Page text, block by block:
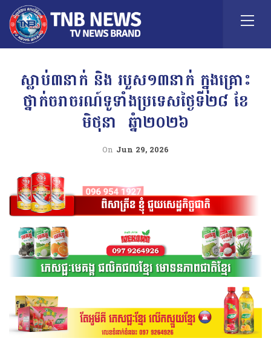
ស្លាប់៣នាក់ និង របួស១៣នាក់ ក្នុងគ្រោះ
ថ្នាក់ចរាចរណ៍ទូទាំងប្រទេសថ្ងៃទី២៨ ខែ
មិថុនា ឆ្នំា២០២៦
On Jun 29, 2026